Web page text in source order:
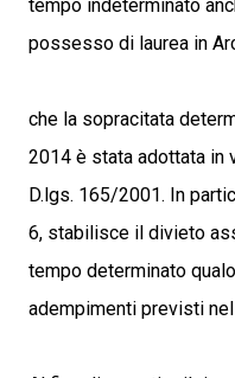
tempo indeterminato
possesso di laurea in
che la sopracitata
2014 è stata adottata in
D.lgs. 165/2001. In
6, stabilisce il divieto
tempo determinato
adempimenti previsti